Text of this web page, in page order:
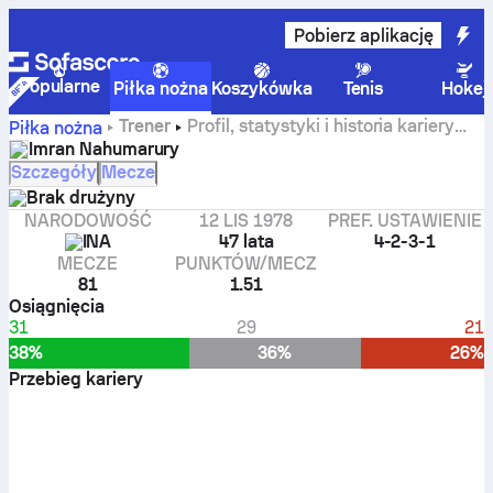
Pobierz aplikację
Popularne Piłka nożna Koszykówka Tenis
Hokej
Piłka nożna
Trener
Profil, statystyki i historia kariery
Imran Nahumarury
Imran Nahumarury
Szczegóły Mecze
Brak drużyny
NARODOWOŚĆ
INA
12 LIS 1978
47 lata
PREF. USTAWIENIE
4-2-3-1
MECZE
81
PUNKTÓW/MECZ
1.51
Osiągnięcia
31
29
21
38%
36%
26%
Przebieg kariery